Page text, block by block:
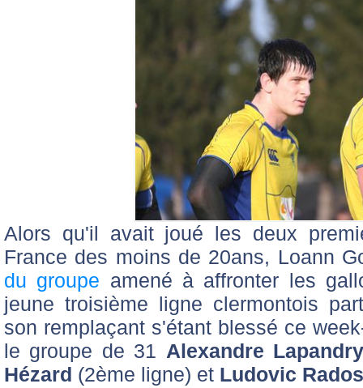
Alors qu'il avait joué les deux
France des moins de 20ans, Loann
du groupe amené à affronter les
jeune troisième ligne clermontois
son remplaçant s'étant blessé ce
le groupe de 31 Alexandre
Hézard (2ème ligne) et Ludovic